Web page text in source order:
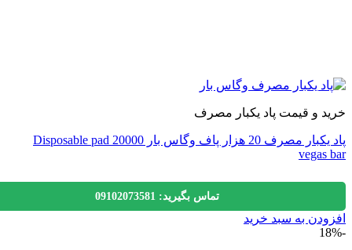
و قیمت پاد یکبار مصرف
پاد یکبار مصرف 20 هزار پاف وگاس بار Disposable pad 20000
تماس بگیرید: 09102073581
به سبد خرید